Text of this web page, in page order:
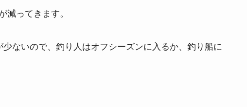
ってきます。
ないので、釣り人はオフシーズンに入るか、釣り船に